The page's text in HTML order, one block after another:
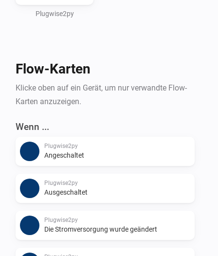
Plugwise2py
Flow-Karten
Klicke oben auf ein Gerät, um nur verwandte Flow-
Karten anzuzeigen.
Wenn ...
Plugwise2py
Angeschaltet
Plugwise2py
Ausgeschaltet
Plugwise2py
Die Stromversorgung wurde geändert